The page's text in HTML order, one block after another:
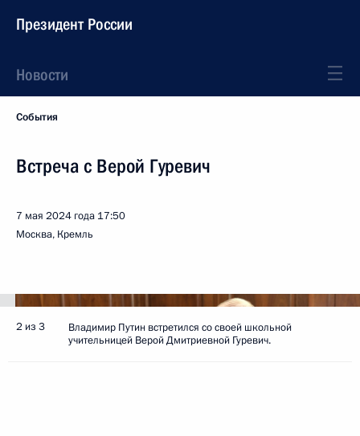
Президент России
Новости
События
Встреча с Верой Гуревич
7 мая 2024 года 17:50
Москва, Кремль
2 из 3
Владимир Путин встретился со своей школьной
учительницей Верой Дмитриевной Гуревич.